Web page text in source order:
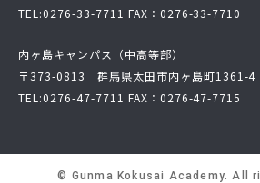
TEL:0276-33-7711 FAX：0276-33-7710
内ヶ島キャンパス（中高等部）
〒373-0813 群馬県太田市内ヶ島町1361-4
TEL:0276-47-7711 FAX：0276-47-7715
© Gunma Kokusai Academy. All